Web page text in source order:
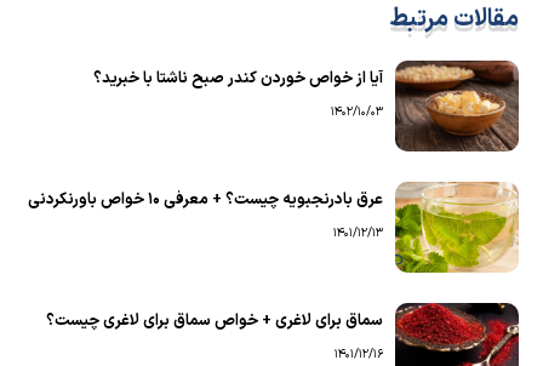
مقالات مرتبط
آیا از خواص خوردن کندر صبح ناشتا با خبرید؟
1402/10/03
عرق بادرنجبویه چیست؟ + معرفی 10 خواص باورنکردنی
1401/12/13
سماق برای لاغری + خواص سماق برای لاغری چیست؟
1401/12/16